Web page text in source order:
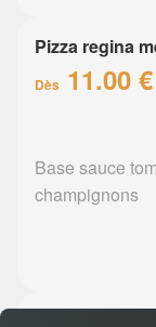
Pizza regina
Dès 11.00 €
Base sauce
champignons